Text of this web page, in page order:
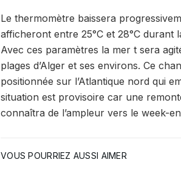
Le thermomètre baissera
afficheront entre 25°C et 28°C durant
Avec ces paramètres la mer t sera
plages d’Alger et ses environs. Ce
positionnée sur l’Atlantique nord qui
situation est provisoire car une
connaîtra de l’ampleur vers le week-
VOUS POURRIEZ AUSSI AIMER